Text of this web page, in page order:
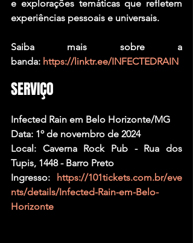
e explorações temáticas que refletem
experiências pessoais e universais.
Saiba mais sobre a
banda: https://linktr.ee/INFECTEDRAIN
SERVIÇO
Infected Rain em Belo Horizonte/MG
Data: 1º de novembro de 2024
Local: Caverna Rock Pub - Rua dos
Tupis, 1448 - Barro Preto
Ingresso: https://101tickets.com.br/eve
nts/details/Infected-Rain-em-Belo-
Horizonte